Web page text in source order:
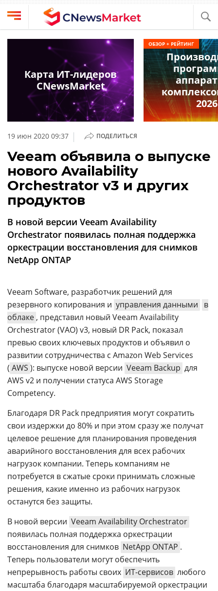
Выбрать
провайдера
Компании
обзоры
кабинет
О
проекте
CNews
Аналитика
Конференции
Техника
Об
издании
Реклама
Вакансии
Контакты
Max
Telegram
Дзен
VK
Rutube
CNews
Конференции
Техника
19 июн 2020 09:37 | ПОДЕЛИТЬСЯ
Veeam объявила о выпуске
нового Availability
Orchestrator v3 и других
продуктов
В новой версии Veeam Availability
Orchestrator появилась полная поддержка
оркестрации восстановления для снимков
NetApp ONTAP
Veeam Software, разработчик решений для
резервного копирования и управления данными
в
облаке , представил новый Veeam Availability
Orchestrator (VAO) v3, новый DR Pack, показал
превью своих ключевых продуктов и объявил о
развитии сотрудничества с Amazon Web Services
( AWS ): выпуске новой версии Veeam Backup для
AWS v2 и получении статуса AWS Storage
Competencу.
Благодаря DR Pack предприятия могут сократить
свои издержки до 80% и при этом сразу же получат
целевое решение для планирования проведения
аварийного восстановления для всех рабочих
нагрузок компании. Теперь компаниям не
потребуется в сжатые сроки принимать сложные
решения, какие именно из рабочих нагрузок
останутся без защиты.
В новой версии Veeam Availability Orchestrator
появилась полная поддержка оркестрации
восстановления для снимков NetApp ONTAP .
Теперь пользователи могут обеспечить
непрерывность работы своих ИТ-сервисов любого
масштаба благодаря масштабируемой оркестрации
Карта ИТ-лидеров
CNewsMarket
2026
ОБЗОР + РЕЙТИНГ